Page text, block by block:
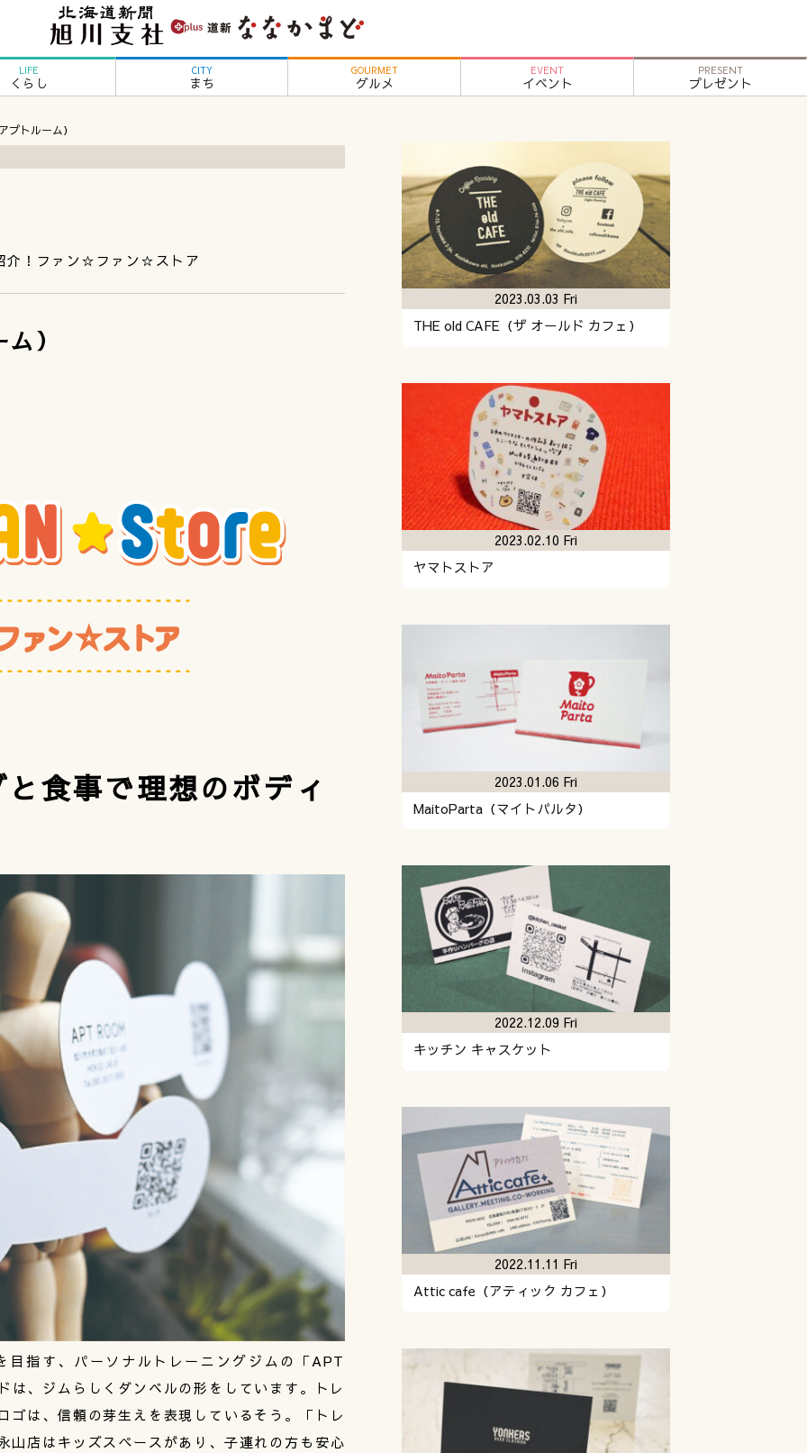
LIFE
くらし
CITY
まち
GOURMET
グルメ
EVENT
イベント
PRESENT
プレゼント
プトルーム）
介！ファン☆ファン☆ストア
）
食事で理想のボディ
指す、パーソナルトレーニングジムの「APT
、ジムらしくダンベルの形をしています。トレ
ゴは、信頼の芽生えを表現しているそう。「トレ
山店はキッズスペースがあり、子連れの方も安心
THE old CAFE（ザ オールド カフェ）
2023.03.03 Fri
ヤマトストア
2023.02.10 Fri
MaitoParta（マイトパルタ）
2023.01.06 Fri
キッチン キャスケット
2022.12.09 Fri
Attic cafe（アティック カフェ）
2022.11.11 Fri